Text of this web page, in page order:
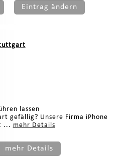
Eintrag ändern
lassen
gefällig? Unsere Firma iPhone
... mehr Details
mehr Details